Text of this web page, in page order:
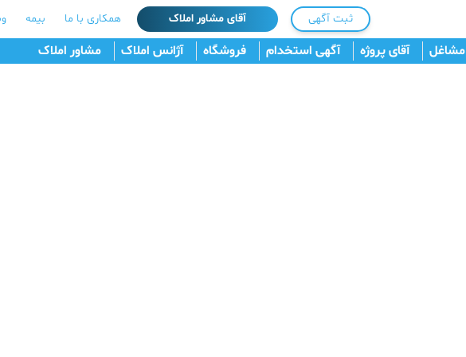
ثبت آگهی آقای مشاور املاک همکاری با ما بیمه
مشاغل آقای پروژه آگهی استخدام فروشگاه آژانس املاک مشاور املاک